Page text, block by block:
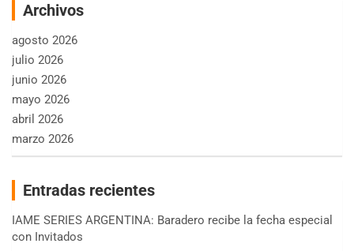
Archivos
agosto 2026
julio 2026
junio 2026
mayo 2026
abril 2026
marzo 2026
Entradas recientes
IAME SERIES ARGENTINA: Baradero recibe la fecha especial
con Invitados